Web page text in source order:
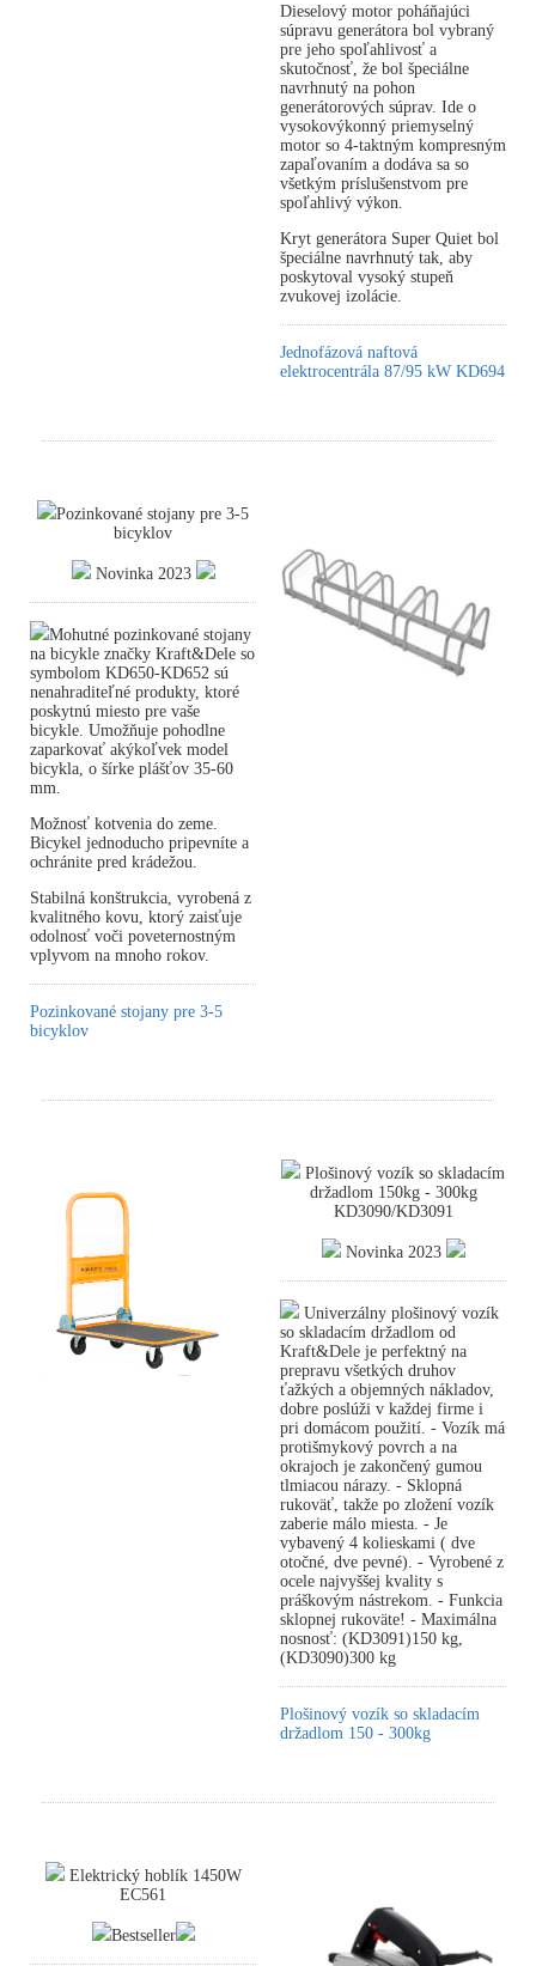
Dieselový motor poháňajúci
súpravu generátora bol vybraný
pre jeho spoľahlivosť a
skutočnosť, že bol špeciálne
navrhnutý na pohon
generátorových súprav. Ide o
vysokovýkonný priemyselný
motor so 4-taktným kompresným
zapaľovaním a dodáva sa so
všetkým príslušenstvom pre
spoľahlivý výkon.
Kryt generátora Super Quiet bol
špeciálne navrhnutý tak, aby
poskytoval vysoký stupeň
zvukovej izolácie.
Jednofázová naftová
elektrocentrála 87/95 kW KD694
Pozinkované stojany pre 3-5
bicyklov
Novinka 2023
Mohutné pozinkované stojany
na bicykle značky Kraft&Dele so
symbolom KD650-KD652 sú
nenahraditeľné produkty, ktoré
poskytnú miesto pre vaše
bicykle. Umožňuje pohodlne
zaparkovať akýkoľvek model
bicykla, o šírke plášťov 35-60
mm.
Možnosť kotvenia do zeme.
Bicykel jednoducho pripevníte a
ochránite pred krádežou.
Stabilná konštrukcia, vyrobená z
kvalitného kovu, ktorý zaisťuje
odolnosť voči poveternostným
vplyvom na mnoho rokov.
Pozinkované stojany pre 3-5
bicyklov
Plošinový vozík so skladacím
držadlom 150kg - 300kg
KD3090/KD3091
Novinka 2023
Univerzálny plošinový vozík
so skladacím držadlom od
Kraft&Dele je perfektný na
prepravu všetkých druhov
ťažkých a objemných nákladov,
dobre poslúži v každej firme i
pri domácom použití. - Vozík má
protišmykový povrch a na
okrajoch je zakončený gumou
tlmiacou nárazy. - Sklopná
rukoväť, takže po zložení vozík
zaberie málo miesta. - Je
vybavený 4 kolieskami ( dve
otočné, dve pevné). - Vyrobené z
ocele najvyššej kvality s
práškovým nástrekom. - Funkcia
sklopnej rukoväte! - Maximálna
nosnosť: (KD3091)150 kg,
(KD3090)300 kg
Plošinový vozík so skladacím
držadlom 150 - 300kg
Elektrický hoblík 1450W
EC561
Bestseller